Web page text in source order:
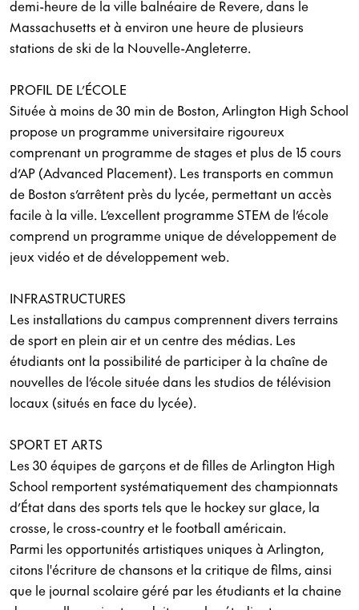
demi-heure de la ville balnéaire de Revere, dans le
Massachusetts et à environ une heure de plusieurs
stations de ski de la Nouvelle-Angleterre.
PROFIL DE L’ÉCOLE
Située à moins de 30 min de Boston, Arlington High School
propose un programme universitaire rigoureux
comprenant un programme de stages et plus de 15 cours
d’AP (Advanced Placement). Les transports en commun
de Boston s’arrêtent près du lycée, permettant un accès
facile à la ville. L’excellent programme STEM de l’école
comprend un programme unique de développement de
jeux vidéo et de développement web.
INFRASTRUCTURES
Les installations du campus comprennent divers terrains
de sport en plein air et un centre des médias. Les
étudiants ont la possibilité de participer à la chaîne de
nouvelles de l’école située dans les studios de télévision
locaux (situés en face du lycée).
SPORT ET ARTS
Les 30 équipes de garçons et de filles de Arlington High
School remportent systématiquement des championnats
d’État dans des sports tels que le hockey sur glace, la
crosse, le cross-country et le football américain.
Parmi les opportunités artistiques uniques à Arlington,
citons l'écriture de chansons et la critique de films, ainsi
que le journal scolaire géré par les étudiants et la chaine